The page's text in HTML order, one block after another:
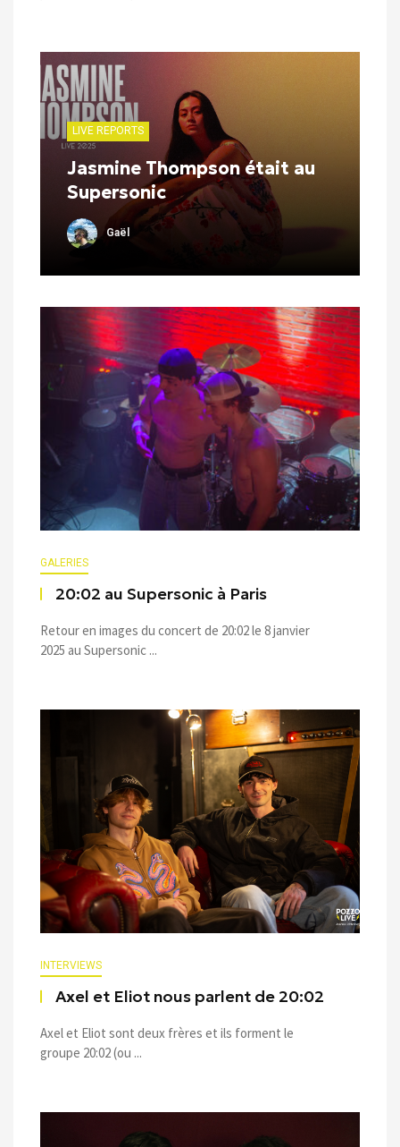
LIVE REPORTS
Jasmine Thompson était au
Supersonic
Gaël
GALERIES
20:02 au Supersonic à Paris
Retour en images du concert de 20:02 le 8 janvier
2025 au Supersonic ...
INTERVIEWS
Axel et Eliot nous parlent de 20:02
Axel et Eliot sont deux frères et ils forment le
groupe 20:02 (ou ...